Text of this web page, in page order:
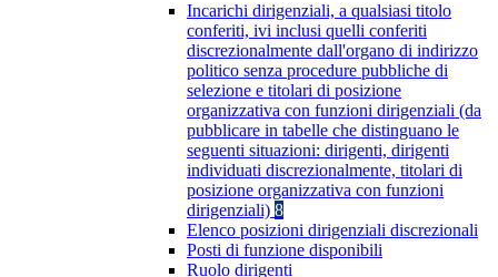
Incarichi dirigenziali, a qualsiasi titolo
conferiti, ivi inclusi quelli conferiti
discrezionalmente dall'organo di indirizzo
politico senza procedure pubbliche di
selezione e titolari di posizione
organizzativa con funzioni dirigenziali (da
pubblicare in tabelle che distinguano le
seguenti situazioni: dirigenti, dirigenti
individuati discrezionalmente, titolari di
posizione organizzativa con funzioni
dirigenziali) 8
Elenco posizioni dirigenziali discrezionali
Posti di funzione disponibili
Ruolo dirigenti